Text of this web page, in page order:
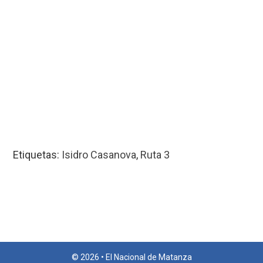
Etiquetas: Isidro Casanova, Ruta 3
© 2026 • El Nacional de Matanza